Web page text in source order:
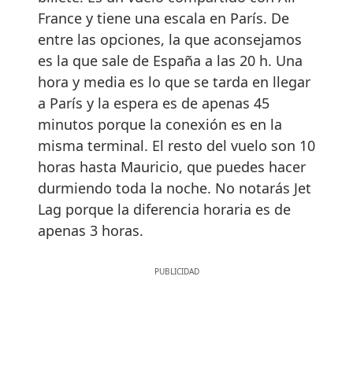
France y tiene una escala en París. De
entre las opciones, la que aconsejamos
es la que sale de España a las 20 h. Una
hora y media es lo que se tarda en llegar
a París y la espera es de apenas 45
minutos porque la conexión es en la
misma terminal. El resto del vuelo son 10
horas hasta Mauricio, que puedes hacer
durmiendo toda la noche. No notarás Jet
Lag porque la diferencia horaria es de
apenas 3 horas.